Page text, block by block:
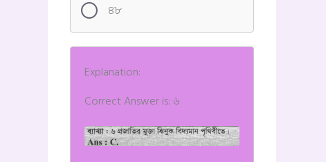
৪৮
Explanation:
Correct Answer is: ৬